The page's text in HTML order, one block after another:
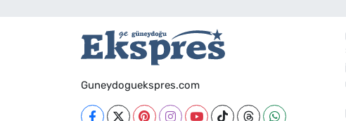
Guneydoguekspres.com